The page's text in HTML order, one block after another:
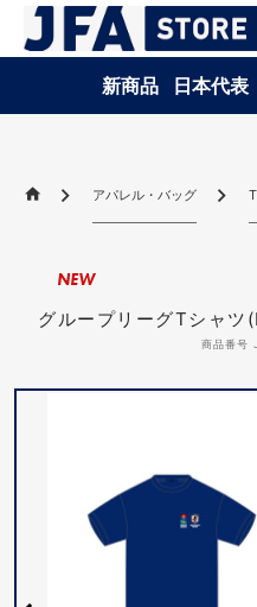
新商品 日本代表
アパレル・バッグ
グループリーグTシャ
商品番号
NEW